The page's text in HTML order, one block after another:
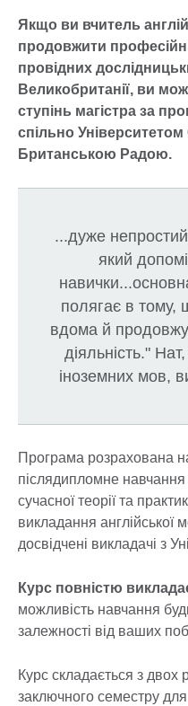
Якщо ви вчитель
продовжити
провідних
Великобританії, ви
ступінь магістра за
спільно
Британською Радою.
...дуже
який
полягає в тому,
вдома й
діяльність."
іноземних мов,
Програма розрахована
післядипломне
сучасної теорії та
викладання англійської
досвідчені викладачі з
Курс повністю
можливість навчання
залежності від ваших
Курс складається з двох
заключного семестру